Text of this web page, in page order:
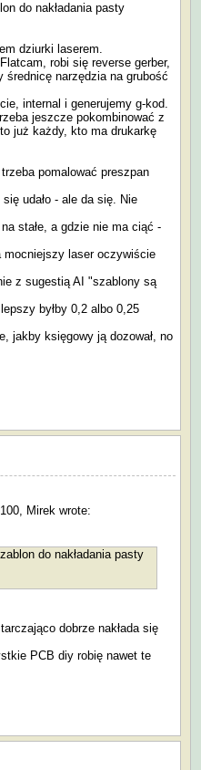
do nakładania pasty
dziurki laserem.
robi się reverse gerber,
narzędzia na grubość
internal i generujemy g-kod.
jeszcze pokombinować z
już każdy, kto ma drukarkę
pomalować preszpan
udało - ale da się. Nie
stałe, a gdzie nie ma ciąć -
laser oczywiście
z sugestią AI "szablony są
byłby 0,2 albo 0,25
jakby księgowy ją dozował, no
Mirek wrote:
do nakładania pasty
dobrze nakłada się
PCB diy robię nawet te